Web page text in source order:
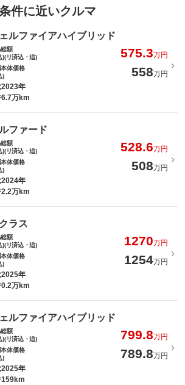
件に近いクルマ
ルファイアハイブリッド
額
)(リ済込・追)
575.3万円
体価格
)
558万円
2023年
6.7万km
ファード
額
)(リ済込・追)
528.6万円
体価格
)
508万円
2024年
2.2万km
ラス
額
)(リ済込・追)
1270万円
体価格
)
1254万円
2025年
0.2万km
ルファイアハイブリッド
額
)(リ済込・追)
799.8万円
体価格
)
789.8万円
2025年
159km